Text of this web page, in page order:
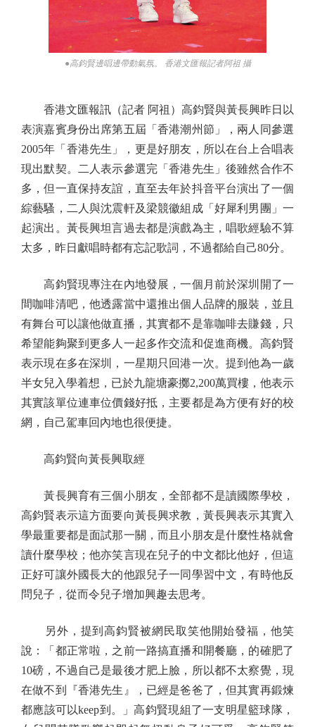
●高鈞賢邊唱邊帶動氣氛。 香港文匯報記者阿祖 攝
香港文匯報訊（記者 阿祖）高鈞賢與黃長興昨日以
表演嘉賓身份出席第五屆「香港潮州節」，兩人同參選
2005年「香港先生」，更是好朋友，所以在台上合唱表
現出默契。二人表示參選完「香港先生」後雖然合作不
多，但一直保持友誼，直至去年於抖音平台演出了一個
綜藝騷，二人與沈震軒及梁競徽組成「好犀利男團」一
起演出。黃長興坦言過去都是演戲為主，唱歌經驗不算
太多，昨日獻唱時都有忘記歌詞，不過都給自己80分。
高鈞賢現專注在內地發展，一個月前於深圳開了一
間咖啡清吧，他透露當中還推出個人品牌的服裝，並且
有舞台可以讓他做直播，其實都不是靠咖啡去賺錢，只
希望能夠聚到更多人一起多作交流和促進商機。高鈞賢
表示現在多在深圳，一星期只回港一次。提到他為一歲
半女兒入學着想，已於九龍塘豪擲2,200萬買樓，他表示
其實該單位連車位價錢好抵，主要都是為方便有好的校
網，自己駕車回內地也很便捷。
高鈞賢向黃長興取經
黃長興育有三個小朋友，全部都不是讀國際學校，
高鈞賢表示這方面要向黃長興求教，黃長興表示其實入
學最重要都是面試那一關，而且小朋友是什麼性格就會
讀什麼學校；他亦笑言現在兒子的中文都比他好，但這
正好可讓外國長大的他跟兒子一同學習中文，有時他反
問兒子，從而令兒子增加興趣去思考。
另外，提到高鈞賢被網民取笑他開始發福，他笑
說：「都正常啦，之前一路搞直播和開餐廳，的確肥了
10磅，不過自己是最後才肥上臉，所以都不太察覺，現
在做不到『香港先生』，已經是爸爸了，但其實再鍛煉
都應該可以keep到。」高鈞賢現組了一支明星籃球隊，